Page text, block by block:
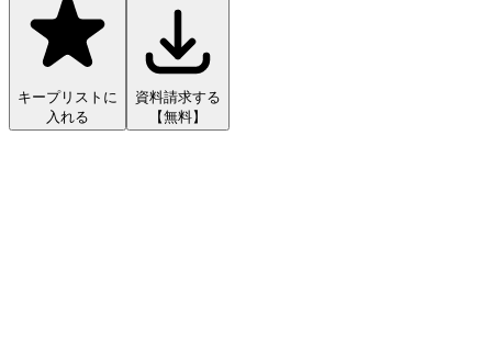
キープリストに
入れる
資料請求する
【無料】